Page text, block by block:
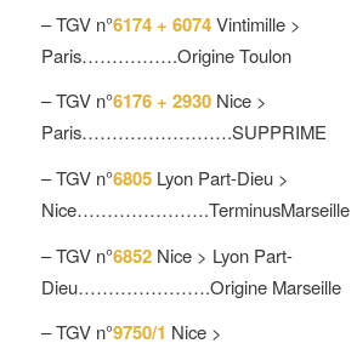
– TGV n°6174 + 6074Vintimille >
Paris…………….Origine Toulon
– TGV n°6176 + 2930Nice >
Paris…………………….SUPPRIME
– TGV n°6805Lyon Part-Dieu >
Nice………………….TerminusMarseille
– TGV n°6852Nice > Lyon Part-
Dieu………………….Origine Marseille
– TGV n°9750/1 Nice >